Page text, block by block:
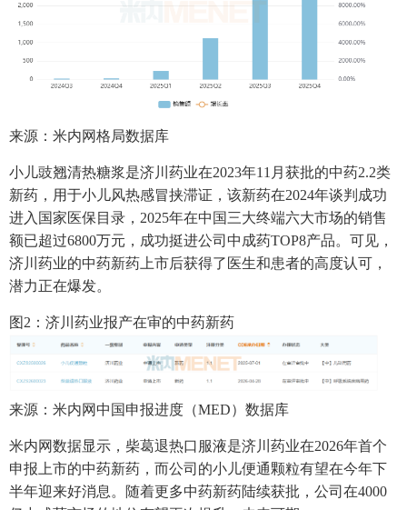
来源：米内网格局数据库
小儿豉翘清热糖浆是济川药业在2023年11月获批的中药2.2类
新药，用于小儿风热感冒挟滞证，该新药在2024年谈判成功
进入国家医保目录，2025年在中国三大终端六大市场的销售
额已超过6800万元，成功挺进公司中成药TOP8产品。可见，
济川药业的中药新药上市后获得了医生和患者的高度认可，
潜力正在爆发。
图2：济川药业报产在审的中药新药
来源：米内网中国申报进度（MED）数据库
米内网数据显示，柴葛退热口服液是济川药业在2026年首个
申报上市的中药新药，而公司的小儿便通颗粒有望在今年下
半年迎来好消息。随着更多中药新药陆续获批，公司在4000